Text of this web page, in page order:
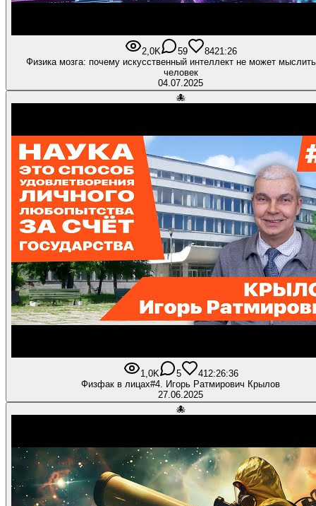
2,0K 59 8421:26
Физика мозга: почему искусственный интеллект не может
человек
04.07.2025
🐙
1,0K 5 41 2:26:36
Физфак в лицах#4. Игорь Ратмирович Крылов
27.06.2025
🐙